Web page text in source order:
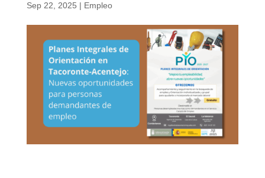
Sep 22, 2025 | Empleo